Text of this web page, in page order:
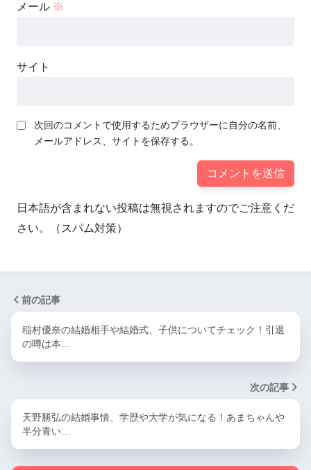
メール ※
サイト
次回のコメントで使用するためブラウザーに自分の名前、
メールアドレス、サイトを保存する。
日本語が含まれない投稿は無視されますのでご注意くだ
さい。（スパム対策）
前の記事
稲村優奈の結婚相手や結婚式、子供についてチェック！引退
の噂は本…
次の記事
天野勝弘の結婚事情、学歴や大学が気になる！あまちゃんや
半分青い…